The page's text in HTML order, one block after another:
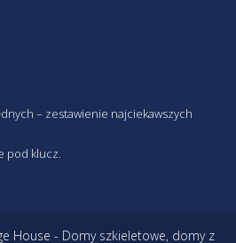
– zestawienie najciekawszych
pod klucz.
House - Domy szkieletowe, domy z